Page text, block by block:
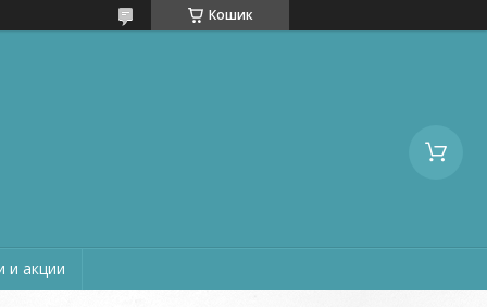
Кошик
и акции